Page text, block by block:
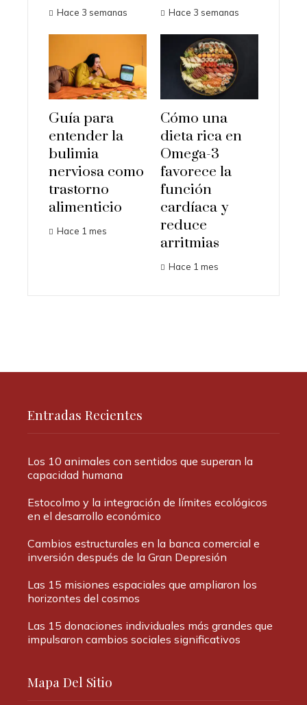
Hace 3 semanas Hace 3 semanas
Guía para
entender la
bulimia
nerviosa como
trastorno
alimenticio
Hace 1 mes
Cómo una
dieta rica en
Omega-3
favorece la
función
cardíaca y
reduce
arritmias
Hace 1 mes
Entradas Recientes
Los 10 animales con sentidos que superan la
capacidad humana
Estocolmo y la integración de límites ecológicos
en el desarrollo económico
Cambios estructurales en la banca comercial e
inversión después de la Gran Depresión
Las 15 misiones espaciales que ampliaron los
horizontes del cosmos
Las 15 donaciones individuales más grandes que
impulsaron cambios sociales significativos
Mapa Del Sitio